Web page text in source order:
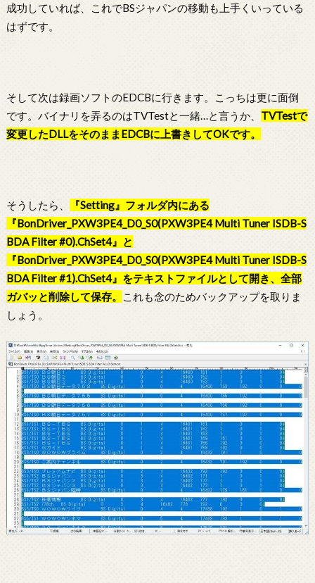
成功していれば、これでBSジャパンの移動も上手くいっている
はずです。
そして次は録画ソフトのEDCBに行きます。こっちは更に面倒
です。バイナリを弄るのはTVTestと一緒…と言うか、 TVTestで
変更したDLLをそのままEDCBに上書きしてOKです。
そうしたら、
『Setting』フォルダ内にある
『BonDriver_PXW3PE4_D0_S0(PXW3PE4 Multi Tuner ISDB-S
BDA Filter #0).ChSet4』と
『BonDriver_PXW3PE4_D0_S0(PXW3PE4 Multi Tuner ISDB-S
BDA Filter #1).ChSet4』をテキストファイルとして開き、全部
ガバッと削除して保存。
これも念のためバックアップを取りま
しょう。